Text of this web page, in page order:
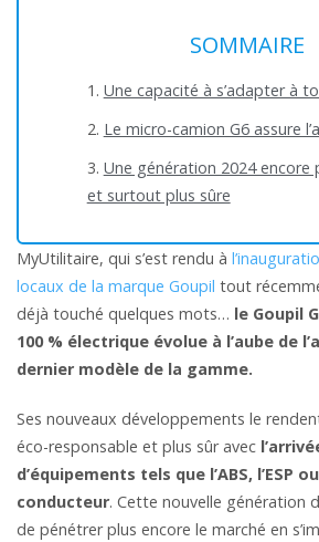
SOMMAIRE
Une capacité à s’adapter à
Le micro-camion G6 assure
Une génération 2024 encore
et surtout plus sûre
MyUtilitaire, qui s’est rendu à
locaux de la marque Goupil tout
déjà touché quelques mots… le Goupil
100 % électrique évolue à l’aube de
dernier modèle de la gamme.
Ses nouveaux développements le
éco-responsable et plus sûr avec
d’équipements tels que l’ABS, l’ESP
conducteur. Cette nouvelle génération
de pénétrer plus encore le marché en